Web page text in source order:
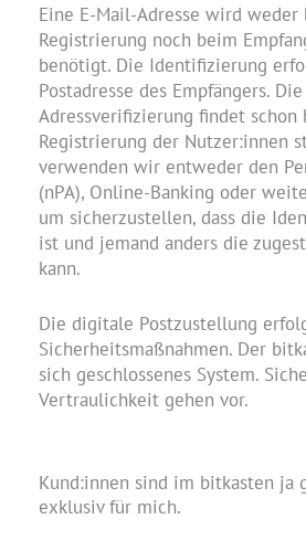
Eine E-Mail-Adresse wird weder
Registrierung noch beim
benötigt. Die Identifizierung
Postadresse des Empfängers. Die
Adressverifizierung findet schon
Registrierung der Nutzer:innen
verwenden wir entweder den
(nPA), Online-Banking oder
um sicherzustellen, dass die
ist und jemand anders die
kann.
Die digitale Postzustellung
Sicherheitsmaßnahmen. Der
sich geschlossenes System.
Vertraulichkeit gehen vor.
Kund:innen sind im bitkasten ja
exklusiv für mich.